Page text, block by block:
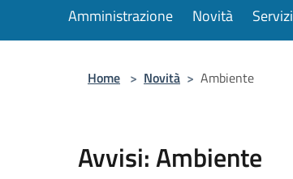
Amministrazione Novità Servizi
Home > Novità > Ambiente
Avvisi: Ambiente